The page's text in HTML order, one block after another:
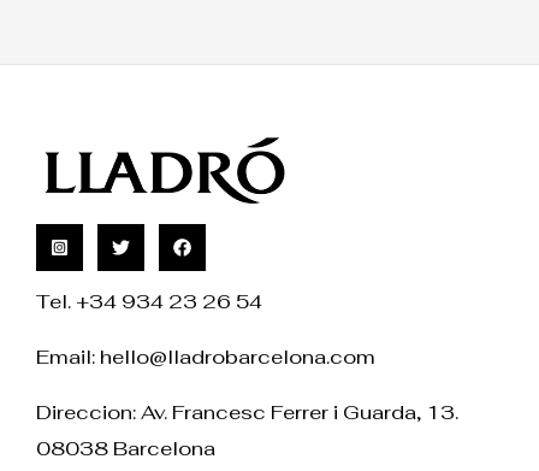
Tel. +34 934 23 26 54
Email: hello@lladrobarcelona.com
Direccion: Av. Francesc Ferrer i Guarda, 13.
08038 Barcelona